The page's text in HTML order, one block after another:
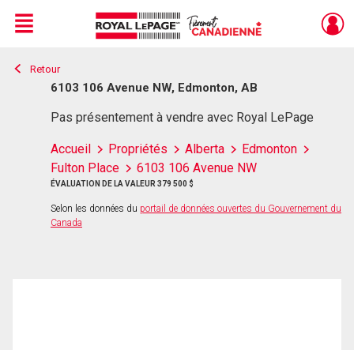
Live
En Direct
Menu
Retour
6103 106 Avenue NW, Edmonton, AB
Pas présentement à vendre avec Royal LePage
Accueil Propriétés Alberta
Edmonton
Fulton Place
6103 106 Avenue NW
ÉVALUATION DE LA VALEUR 379 500 $
Selon les données du portail de données ouvertes du Gouvernement du
Canada